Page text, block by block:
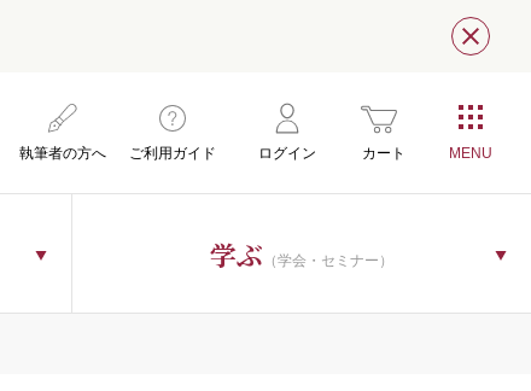
閉じ
執筆者の方へ ご利用ガイド ログイン カート
学ぶ （学会・セミナー）